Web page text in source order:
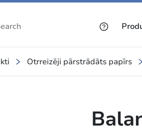
Otrreizēji pārstrādāts papīrs